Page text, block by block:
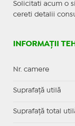
Solicitati acum o
cereti detalii
INFORMAȚII
Nr. camere
Suprafaţă utilă
Suprafaţă total